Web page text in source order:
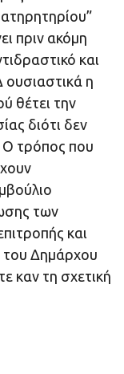
πριν ακόμη
και
ουσιαστικά η
θέτει την
διότι δεν
Ο τρόπος που
των
και
του Δημάρχου
καν τη σχετική